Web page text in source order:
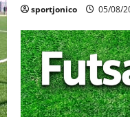
sportjonico 05/08/